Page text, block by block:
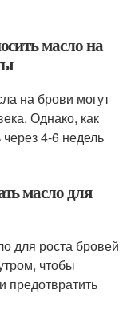
масло на
на брови могут
Однако, как
4-6 недель
масло для
для роста бровей
чтобы
предотвратить